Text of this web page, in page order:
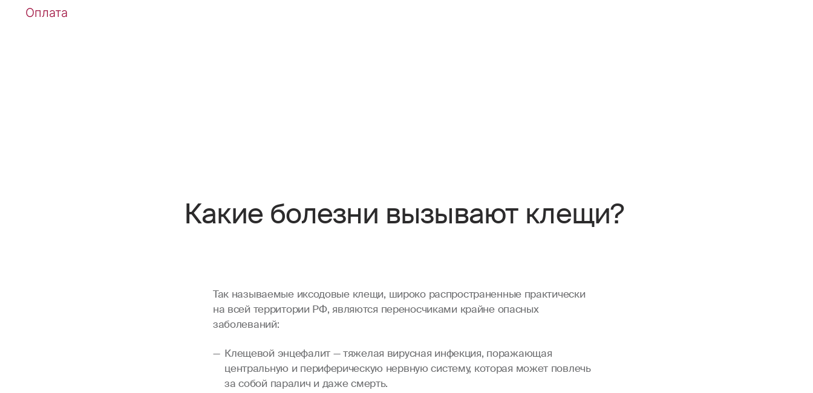
Какие болезни вызывают клещи?
Так называемые иксодовые клещи, широко распространенные практически
на всей территории РФ, являются переносчиками крайне опасных
заболеваний:
Клещевой энцефалит — тяжелая вирусная инфекция, поражающая
центральную и периферическую нервную систему, которая может повлечь
за собой паралич и даже смерть.